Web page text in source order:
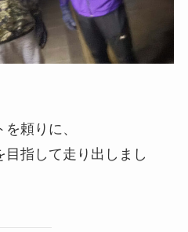
頼りに、
目指して走り出しまし